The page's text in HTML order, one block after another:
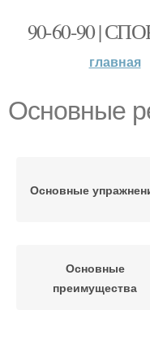
90-60-90 |
главная
Основные
Основные
Основные
преимущества